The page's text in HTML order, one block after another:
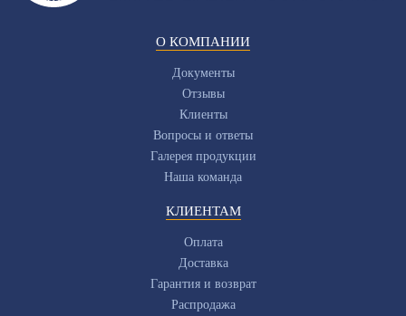
О КОМПАНИИ
Документы
Отзывы
Клиенты
Вопросы и ответы
Галерея продукции
Наша команда
КЛИЕНТАМ
Оплата
Доставка
Гарантия и возврат
Распродажа